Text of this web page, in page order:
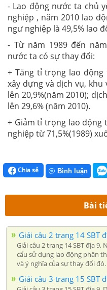
- Lao động nước ta chủ
nghiệp , năm 2010 lao
ngư nghiệp là 49,5% lao
- Từ năm 1989 đến
nước ta có sự thay đổi:
+ Tăng tỉ trọng lao
xây dựng và dịch vụ, khu
lên 20,9%(năm 2010);
lên 29,6% (năm 2010).
+ Giảm tỉ trọng lao động
nghiệp từ 71,5%(1989)
Chia sẻ Bình luận
Bài
Giải câu 2 trang 14 SBT
Giải câu 2 trang 14 SBT địa
cấu sử dụng lao động phân
và ý nghĩa của sự thay đổi đó.
Giải câu 3 trang 15 SBT